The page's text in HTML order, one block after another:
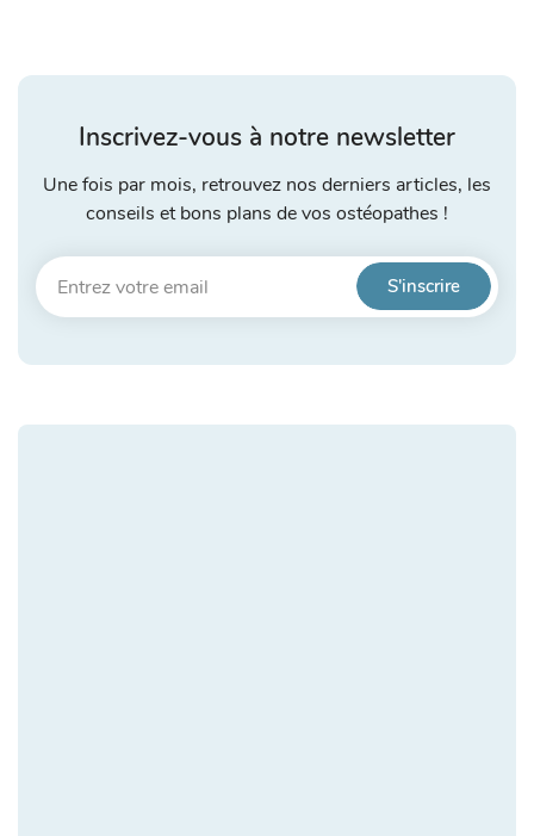
Inscrivez-vous à notre newsletter
Une fois par mois, retrouvez nos derniers articles, les
conseils et bons plans de vos ostéopathes !